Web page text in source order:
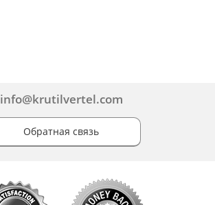
info@krutilvertel.com
Обратная связь